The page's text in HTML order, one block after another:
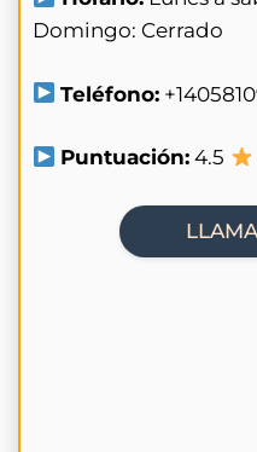
Domingo: Cerrado
Teléfono:
Puntuación: 4.5